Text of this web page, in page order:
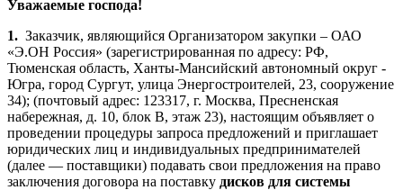
Уважаемые господа!
1. Заказчик, являющийся Организатором закупки – ОАО
«Э.ОН Россия» (зарегистрированная по адресу: РФ,
Тюменская область, Ханты-Мансийский автономный округ -
Югра, город Сургут, улица Энергостроителей, 23, сооружение
34); (почтовый адрес: 123317, г. Москва, Пресненская
набережная, д. 10, блок B, этаж 23), настоящим объявляет о
проведении процедуры запроса предложений и приглашает
юридических лиц и индивидуальных предпринимателей
(далее — поставщики) подавать свои предложения на право
заключения договора на поставку дисков для системы